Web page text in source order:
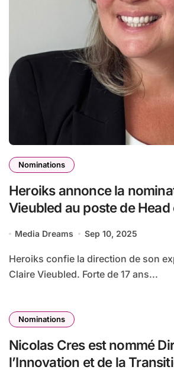
Nominations
Heroiks annonce la
Vieubled au poste de
Media Dreams Sep 10, 2025
Heroiks confie la direction de son expertise digitale à
Claire Vieubled. Forte de 17 ans...
Nominations
Nicolas Cres est nommé Directeur de
l’Innovation et de la